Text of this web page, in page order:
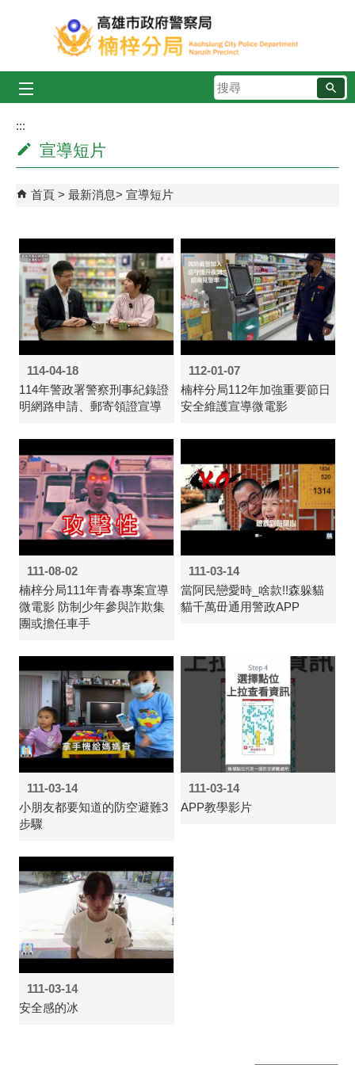
跳到主要內容區塊
搜
尋
:::
宣導短片
首頁 最新消息 宣導短片
114-04-18
114年警政署警察刑事紀錄證
明網路申請、郵寄領證宣導
112-01-07
楠梓分局112年加強重要節日
安全維護宣導微電影
111-08-02
楠梓分局111年青春專案宣導
微電影 防制少年參與詐欺集
團或擔任車手
111-03-14
當阿民戀愛時_啥款!!森躲貓
貓千萬毌通用警政APP
111-03-14
小朋友都要知道的防空避難3
步驟
111-03-14
APP教學影片
111-03-14
安全感的冰